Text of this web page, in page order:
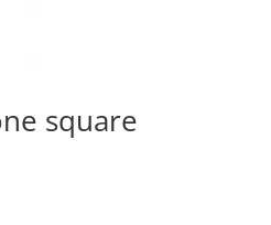
square